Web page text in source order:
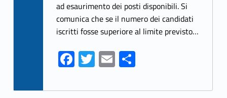
o
o
k
er l e
ad esaurimento dei posti disponibili. Si
comunica che se il numero dei candidati
iscritti fosse superiore al limite previsto…
Fa
ce
b
T
w
itt
E
m
ai
S
ar